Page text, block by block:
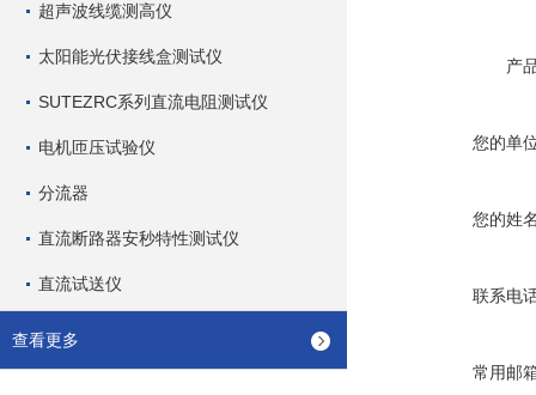
超声波线缆测高仪
太阳能光伏接线盒测试仪
SUTEZRC系列直流电阻测试仪
电机匝压试验仪
分流器
直流断路器安秒特性测试仪
直流试送仪
查看更多
产
您的单
您的姓
联系电
常用邮